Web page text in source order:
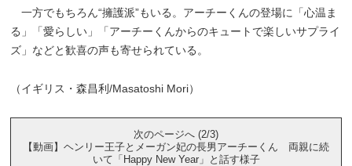
一方でもちろん“擁護派”もいる。アーチーくんの登場に「心温ま
る」「愛らしい」「アーチーくんからのキュートで楽しいサプライ
ズ」などと歓喜の声も寄せられている。
（イギリス・森昌利/Masatoshi Mori）
次のページへ (2/3)
【動画】ヘンリー王子とメーガン妃の長男アーチーくん 両親に続
いて「Happy New Year」と話す様子